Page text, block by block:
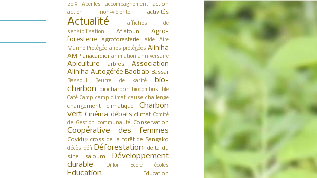
2019 Abeilles accompagnement action
action non-violente activités
Actualité
affiches de
sensibilisation
Aflatoun
Agro-
foresterie
agroforesterie aide
Aire
Marine Protégée aires protégées Aliniha
AMP anacardier animation anniversaire
Apiculture arbres
Association
Aliniha Autogérée Baobab Bassar
Bassoul Beurre de karité
bio-
charbon
biocharbon biocombustible
Café Camp camp climat cause challenge
changement climatique
Charbon
vert Cinéma débats climat Comité
de Gestion
communauté Conservation
Coopérative des femmes
Covid19 cross de la forêt de Sangako
décès défi Déforestation
delta du
sine saloum
Développement
durable
Djilor Ecole écoles
Education
Education